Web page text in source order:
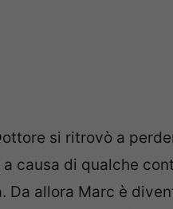
si ritrovò a
causa di qualche
Da allora Marc è